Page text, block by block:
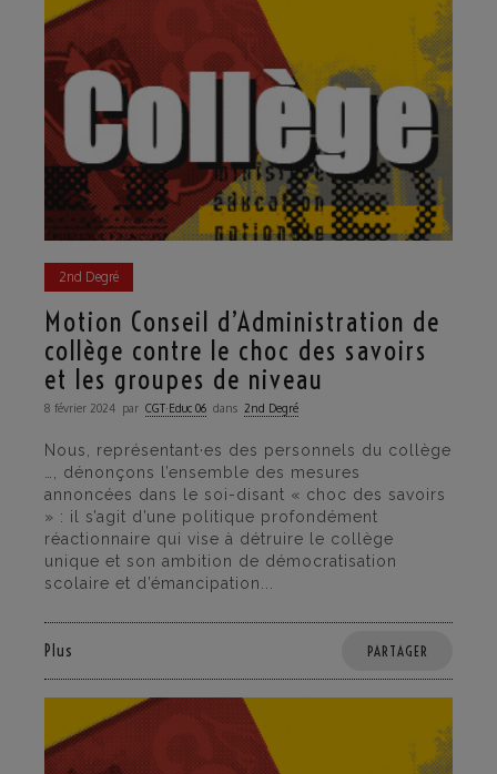
2nd Degré
Motion Conseil d’Administration de
collège contre le choc des savoirs
et les groupes de niveau
8 février 2024 par CGT·Educ 06 dans 2nd Degré
Nous, représentant·es des personnels du collège
…, dénonçons l’ensemble des mesures
annoncées dans le soi-disant « choc des savoirs
» : il s’agit d’une politique profondément
réactionnaire qui vise à détruire le collège
unique et son ambition de démocratisation
scolaire et d’émancipation...
Plus PARTAGER